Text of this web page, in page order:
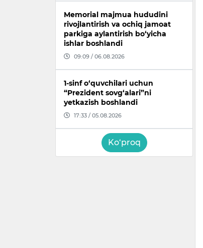
Memorial majmua hududini
rivojlantirish va ochiq jamoat
parkiga aylantirish bo‘yicha
ishlar boshlandi
09:09 / 06.08.2026
1-sinf o‘quvchilari uchun
“Prezident sovg‘alari”ni
yetkazish boshlandi
17:33 / 05.08.2026
Ko‘proq